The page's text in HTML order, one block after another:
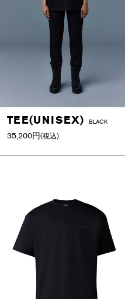
TEE(UNISEX) BLACK
35,200円(税込)